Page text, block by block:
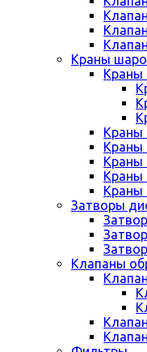
Краны
Краны
Краны
Краны
Краны
Краны
Краны
Затворы
Клапаны